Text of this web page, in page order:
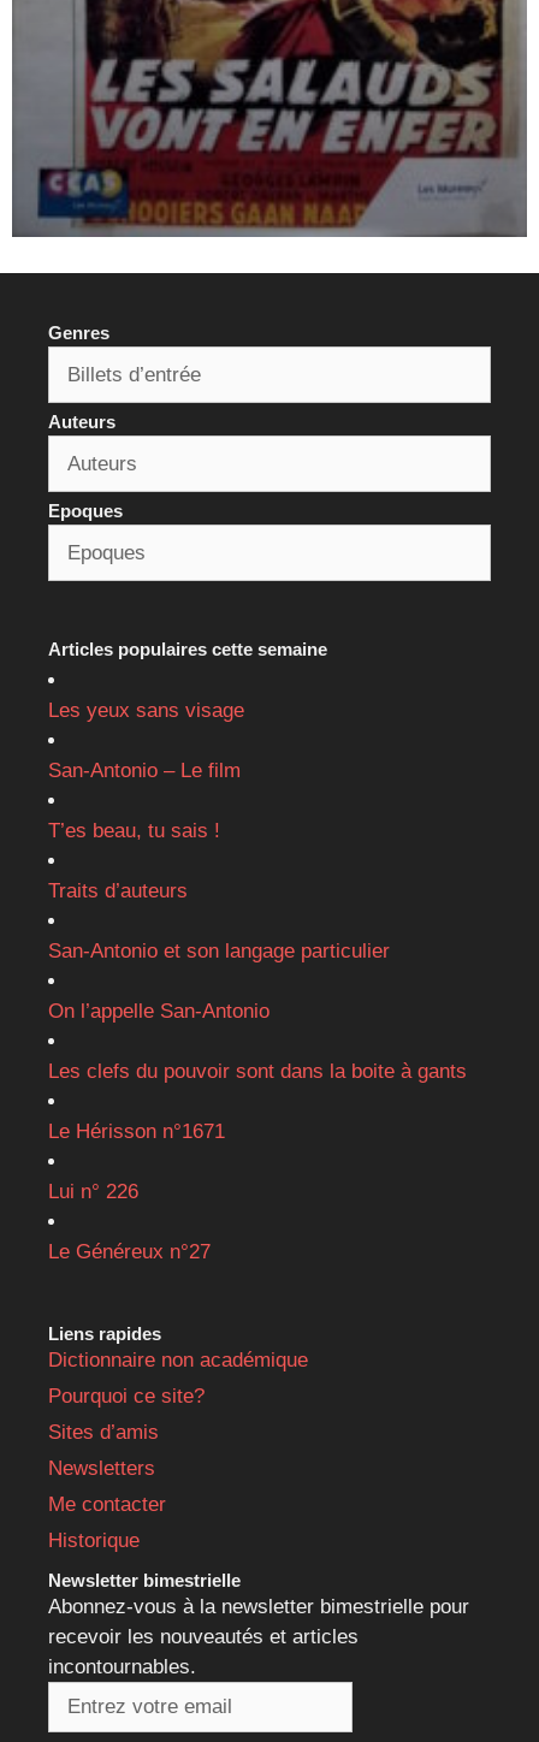
Genres
Auteurs
Epoques
Articles populaires cette semaine
Les yeux sans visage
San-Antonio – Le film
T’es beau, tu sais !
Traits d’auteurs
San-Antonio et son langage particulier
On l’appelle San-Antonio
Les clefs du pouvoir sont dans la boite à gants
Le Hérisson n°1671
Lui n° 226
Le Généreux n°27
Liens rapides
Dictionnaire non académique
Pourquoi ce site?
Sites d’amis
Newsletters
Me contacter
Historique
Newsletter bimestrielle
Abonnez-vous à la newsletter bimestrielle pour
recevoir les nouveautés et articles
incontournables.